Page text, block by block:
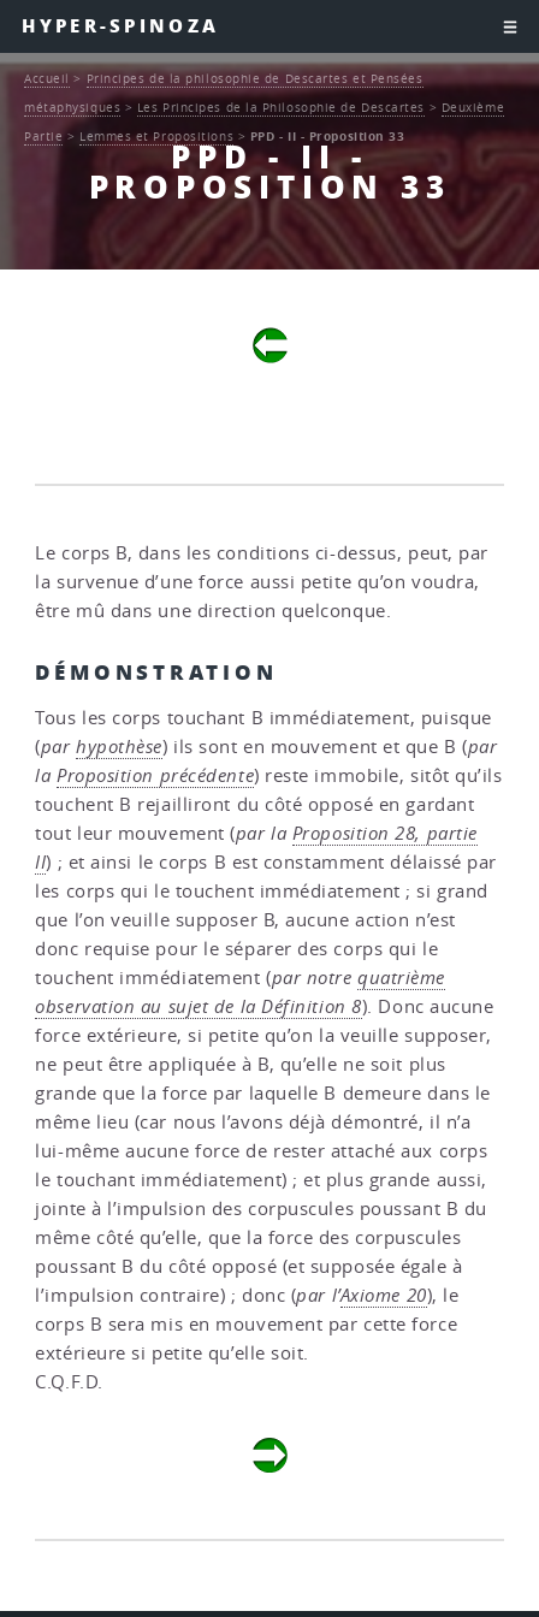
HYPER-SPINOZA
PPD - II -
PROPOSITION 33
Accueil > Principes de la philosophie de Descartes et Pensées
métaphysiques > Les Principes de la Philosophie de Descartes > Deuxième
Partie > Lemmes et Propositions > PPD - II - Proposition 33
Le corps B, dans les conditions ci-dessus, peut, par
la survenue d’une force aussi petite qu’on voudra,
être mû dans une direction quelconque.
DÉMONSTRATION
Tous les corps touchant B immédiatement, puisque
(parhypothèse) ils sont en mouvement et que B (par
la Proposition précédente) reste immobile, sitôt qu’ils
touchent B rejailliront du côté opposé en gardant
tout leur mouvement (par la Proposition 28, partie
II) ; et ainsi le corps B est constamment délaissé par
les corps qui le touchent immédiatement ; si grand
que l’on veuille supposer B, aucune action n’est
donc requise pour le séparer des corps qui le
touchent immédiatement (par notrequatrième
observation au sujet de la Définition 8). Donc aucune
force extérieure, si petite qu’on la veuille supposer,
ne peut être appliquée à B, qu’elle ne soit plus
grande que la force par laquelle B demeure dans le
même lieu (car nous l’avons déjà démontré, il n’a
lui-même aucune force de rester attaché aux corps
le touchant immédiatement) ; et plus grande aussi,
jointe à l’impulsion des corpuscules poussant B du
même côté qu’elle, que la force des corpuscules
poussant B du côté opposé (et supposée égale à
l’impulsion contraire) ; donc (par l’Axiome 20), le
corps B sera mis en mouvement par cette force
extérieure si petite qu’elle soit.
C.Q.F.D.